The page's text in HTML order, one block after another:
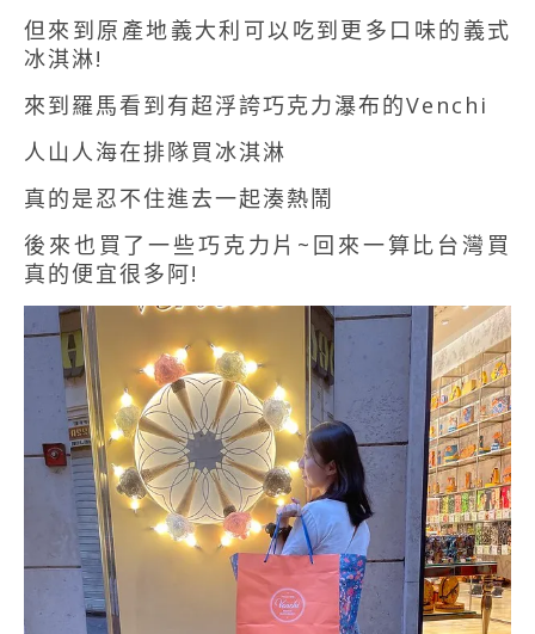
但來到原產地義大利可以吃到更多口味的義式
冰淇淋!
來到羅馬看到有超浮誇巧克力瀑布的Venchi
人山人海在排隊買冰淇淋
真的是忍不住進去一起湊熱鬧
後來也買了一些巧克力片~回來一算比台灣買
真的便宜很多阿!